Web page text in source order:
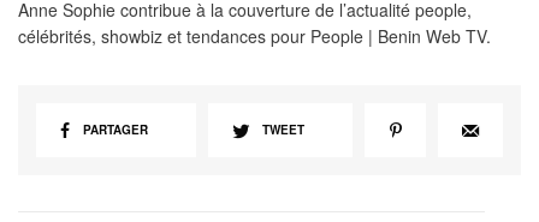
Anne Sophie contribue à la couverture de l’actualité people,
célébrités, showbiz et tendances pour People | Benin Web TV.
PARTAGER TWEET